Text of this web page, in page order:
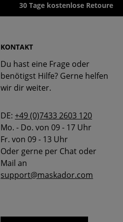
30 Tage kostenlose Retoure
KONTAKT
Du hast eine Frage oder
benötigst Hilfe? Gerne helfen
wir dir weiter.
DE:+49 (0)7433 2603 120
Mo. - Do. von 09 - 17 Uhr
Fr. von 09 - 13 Uhr
Oder gerne per Chat oder
Mail an
support@maskador.com